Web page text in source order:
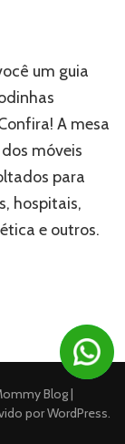
um guia
A mesa
móveis
para
hospitais,
e outros.
Blog |
porWordPress.